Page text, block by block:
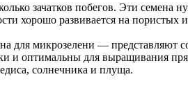
зачатков побегов. Эти семена
хорошо развивается на
для микрозелени — представляют
и оптимальны для выращивания
солнечника и плуща.